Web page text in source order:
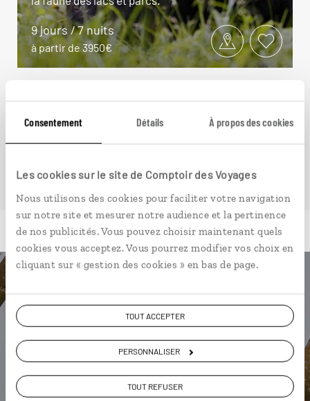
Consentement Détails À propos des cookies
Les cookies sur le site de Comptoir des Voyages
Nous utilisons des cookies pour faciliter votre navigation
sur notre site et mesurer notre audience et la pertinence
de nos publicités. Vous pouvez choisir maintenant quels
cookies vous acceptez. Vous pourrez modifier vos choix en
cliquant sur « gestion des cookies » en bas de page.
TOUT ACCEPTER
PERSONNALISER
TOUT REFUSER
9 jours / 7 nuits
à partir de 3950€
Luciole,
l'appli qui vous guide en
Ouganda
L’itinéraire vers votre lodge en 1